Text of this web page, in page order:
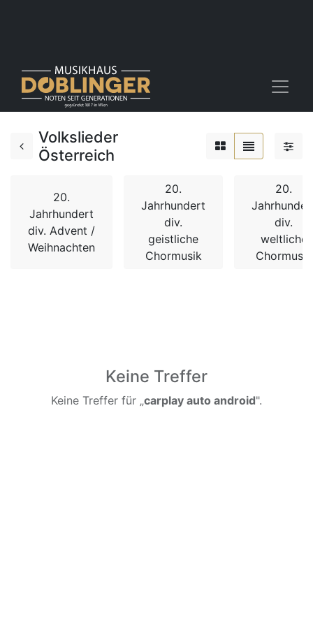
Volkslieder
Österreich
20.
Jahrhundert
div. Advent /
Weihnachten
20.
Jahrhundert
div.
geistliche
Chormusik
20.
div.
weltliche
Chormusik
Keine Treffer
Keine Treffer für „carplay auto android".